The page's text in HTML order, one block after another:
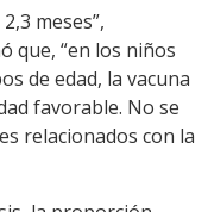
meses”,
que, “en los niños
de edad, la vacuna
favorable. No se
relacionados con la